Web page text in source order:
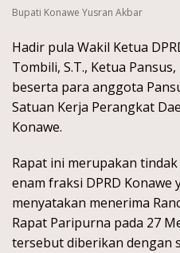
Bupati Konawe Yusran Akbar
Hadir pula Wakil Ketua
Tombili, S.T., Ketua
beserta para anggota
Satuan Kerja Perangkat
Konawe.
Rapat ini merupakan
enam fraksi DPRD Konawe
menyatakan menerima
Rapat Paripurna pada 27
tersebut diberikan dengan